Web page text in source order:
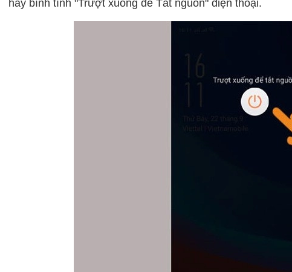
hãy bình tĩnh "Trượt xuống để Tắt nguồn" điện thoại.